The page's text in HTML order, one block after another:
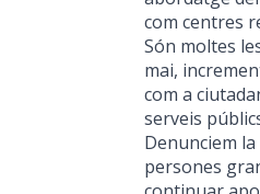
com centres
Són moltes
mai,
com a
serveis
Denunciem
persones